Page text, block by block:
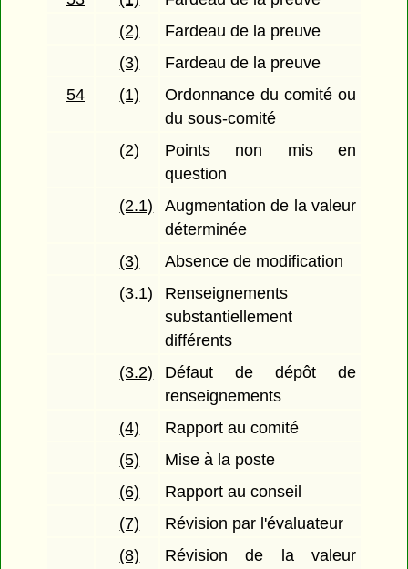
(2)
Fardeau de la preuve
(3)
Fardeau de la preuve
54
(1)
Ordonnance du comité ou
du sous-comité
(2)
Points non mis en
question
(2.1)
Augmentation de la valeur
déterminée
(3)
Absence de modification
(3.1)
Renseignements
substantiellement
différents
(3.2)
Défaut de dépôt de
renseignements
(4)
Rapport au comité
(5)
Mise à la poste
(6)
Rapport au conseil
(7)
Révision par l'évaluateur
(8)
Révision de la valeur